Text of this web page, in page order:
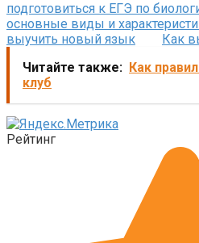
подготовиться к ЕГЭ по
основные виды и
выучить новый язык
Как
Читайте также: Как
клуб
Рейтинг